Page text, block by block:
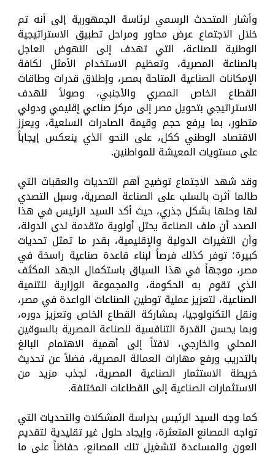
وأشار المتحدث الرسمي لرئاسة الجمهورية إلى أنه تم
خلال الاجتماع عرض محاور ومراحل تطبيق الاستراتيجية
الوطنية للصناعة، التي تهدف إلى النهوض العاجل
بالصناعة المصرية، وتعظيم الاستخدام الأمثل لكافة
الإمكانات الصناعية المتاحة بمصر، وإطلاق قدرات وطاقات
القطاع الخاص المصري والأجنبي، وصولاً للهدف
الاستراتيجي بتحويل مصر إلى مركز صناعي إقليمي ودولي
متطور، بما يرفع حجم وقيمة الصادرات السلعية، ويعزز
الاقتصاد الوطني ككل، على النحو الذي ينعكس إيجاباً
على مستويات المعيشة للمواطنين.
وقد شهد الاجتماع توضيح أهم التحديات والعقبات التي
طالما أثرت بالسلب على الصناعة المصرية، وسبل التصدي
لها وحلها بشكل جذري، حيث أكد السيد الرئيس في هذا
الصدد أن ملف الصناعة يحتل أولوية متقدمة لدى الدولة،
وأن التغيرات الدولية والإقليمية، بقدر ما تمثل تحديات
كبيرة؛ توفر كذلك فرصاً لبناء قاعدة صناعية راسخة في
مصر، موجهاً في هذا السياق باستكمال الجهد المكثف
الذي تقوم به الحكومة، والمجموعة الوزارية للتنمية
الصناعية، لتعزيز عملية توطين الصناعات الواعدة في مصر،
ونقل التكنولوجيا، بمشاركة القطاع الخاص وتعزيز دوره،
وبما يحسن القدرة التنافسية للصناعة المصرية بالسوقين
المحلي والخارجي، لافتاً إلى أهمية الاهتمام البالغ
بالتدريب ورفع مهارات العمالة المصرية، فضلاً عن تحديث
خريطة الاستثمار الصناعية المصرية، لجذب مزيد من
الاستثمارات الصناعية إلى القطاعات المختلفة.
كما وجه السيد الرئيس بدراسة المشكلات والتحديات التي
تواجه المصانع المتعثرة، وإيجاد حلول غير تقليدية لتقديم
العون والمساعدة لتشغيل تلك المصانع، حفاظاً على ما